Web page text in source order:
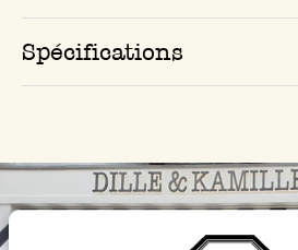
Spécifications